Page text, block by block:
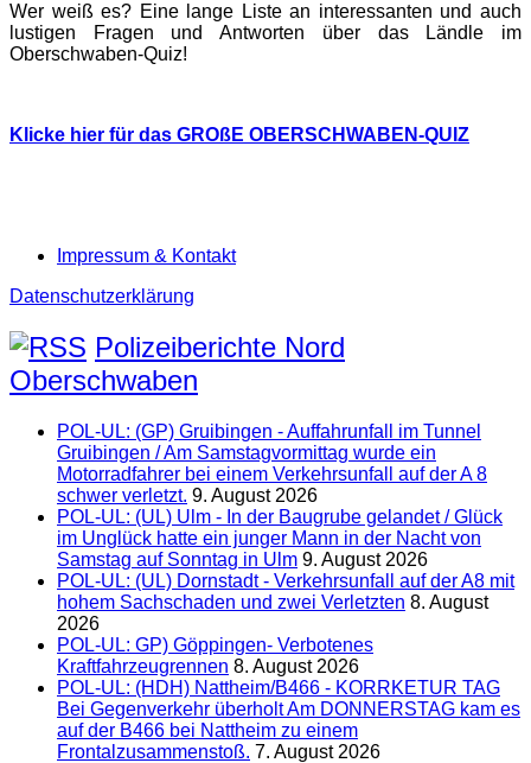
Wer weiß es? Eine lange Liste an interessanten und auch
lustigen Fragen und Antworten über das Ländle im
Oberschwaben-Quiz!
Klicke hier für das GROßE OBERSCHWABEN-QUIZ
Impressum & Kontakt
Datenschutzerklärung
Polizeiberichte Nord
Oberschwaben
POL-UL: (GP) Gruibingen - Auffahrunfall im Tunnel
Gruibingen / Am Samstagvormittag wurde ein
Motorradfahrer bei einem Verkehrsunfall auf der A 8
schwer verletzt. 9. August 2026
POL-UL: (UL) Ulm - In der Baugrube gelandet / Glück
im Unglück hatte ein junger Mann in der Nacht von
Samstag auf Sonntag in Ulm 9. August 2026
POL-UL: (UL) Dornstadt - Verkehrsunfall auf der A8 mit
hohem Sachschaden und zwei Verletzten 8. August
2026
POL-UL: GP) Göppingen- Verbotenes
Kraftfahrzeugrennen 8. August 2026
POL-UL: (HDH) Nattheim/B466 - KORRKETUR TAG
Bei Gegenverkehr überholt Am DONNERSTAG kam es
auf der B466 bei Nattheim zu einem
Frontalzusammenstoß. 7. August 2026